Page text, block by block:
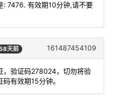
: 7476. 有效期10分钟,请不要
天前 161487454109
，验证码278024，切勿将验
有效期15分钟。